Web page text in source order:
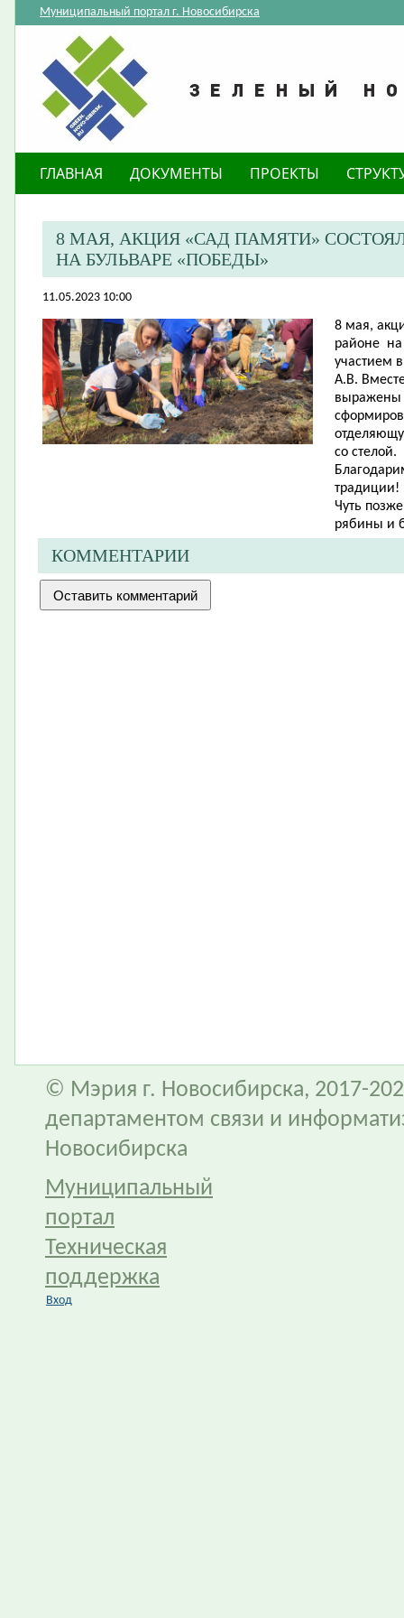
Муниципальный портал г. Новосибирска
ГЛАВНАЯ ДОКУМЕНТЫ ПРОЕКТЫ
8 МАЯ, АКЦИЯ «САД ПАМЯТИ»
НА БУЛЬВАРЕ «ПОБЕДЫ»​
11.05.2023 10:00
8 мая,
районе
участием
А.В.
выражены
со стелой.
традиции!
Чуть
рябины и
КОММЕНТАРИИ
© Мэрия г. Новосибирска, 2017-
департаментом связи и
Новосибирска
Муниципальный
портал
Техническая
поддержка
Вход